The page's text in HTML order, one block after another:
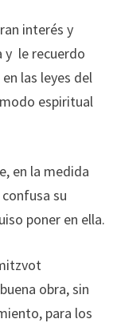
interés y
y le recuerdo
las leyes del
espiritual
en la medida
su
poner en ella.
obra, sin
para los